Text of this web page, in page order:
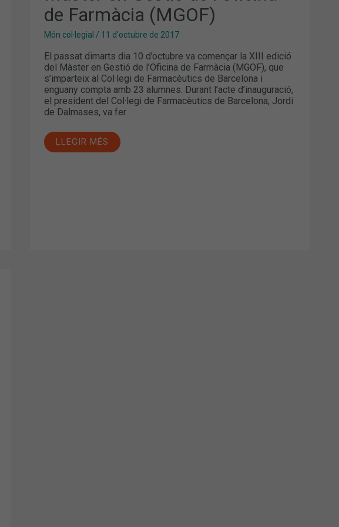
de Farmàcia (MGOF)
Món col·legial / 11 d'octubre de 2017
El passat dimarts dia 10 d’octubre va començar la XIII edició
del Màster en Gestió de l’Oficina de Farmàcia (MGOF), que
s’imparteix al Col·legi de Farmacèutics de Barcelona i
enguany compta amb 23 alumnes. Durant l’acte d’inauguració,
el president del Col·legi de Farmacèutics de Barcelona, Jordi
de Dalmases, va fer
FARMÀCIA
(MGOF)
LLEGIR MÉS